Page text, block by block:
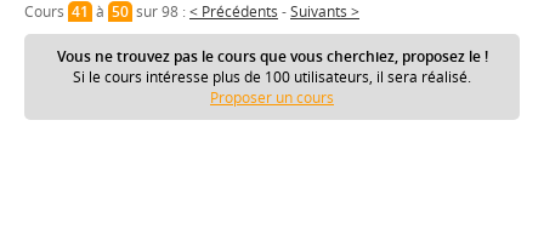
Cours 41à 50sur 98 :< Précédents -Suivants >
Vous ne trouvez pas le cours que vous cherchiez, proposez le !
Si le cours intéresse plus de 100 utilisateurs, il sera réalisé.
Proposer un cours